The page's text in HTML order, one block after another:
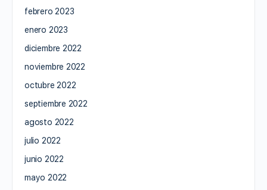
febrero 2023
enero 2023
diciembre 2022
noviembre 2022
octubre 2022
septiembre 2022
agosto 2022
julio 2022
junio 2022
mayo 2022